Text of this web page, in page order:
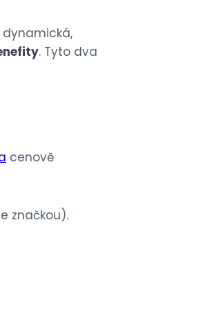
dynamická,
. Tyto dva
cenově
značkou).